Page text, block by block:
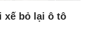
xế bỏ lại ô tô